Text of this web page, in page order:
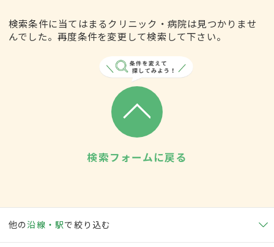
検索条件に当てはまるクリニック・病院は見つかりませ
んでした。再度条件を変更して検索して下さい。
検索フォームに戻る
他の沿線・駅で絞り込む